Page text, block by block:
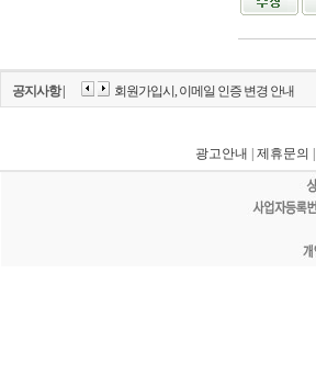
공지사항 | 회원가입시, 이메일 인증 변경 안내
광고안내 제휴문의